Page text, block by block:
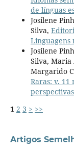
de línguas
Josilene
Silva,
Linguagens
Josilene
Silva, Maria
Margarido
Raras: v. 11
1 2 3 > >>
Artigos